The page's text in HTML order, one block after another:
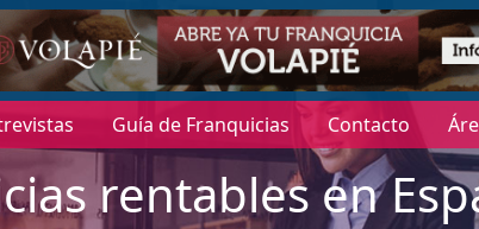
Guía de Franquicias Contacto
rentables en